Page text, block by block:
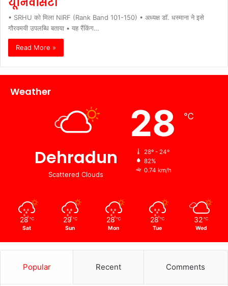
• SRHU को मिला NIRF (Rank Band 101-150) • अध्यक्ष डॉ. धस्माना ने इसे
गौरवमयी उपलब्धि बताया • यह रैंकिंग…
Read More »
Weather
Dehradun
Scattered Clouds
28 ℃
28º - 24º
82%
0.74 km/h
28 ℃
Sat
29 ℃
Sun
28 ℃
Mon
28 ℃
Tue
32 ℃
Wed
Popular Recent Comments